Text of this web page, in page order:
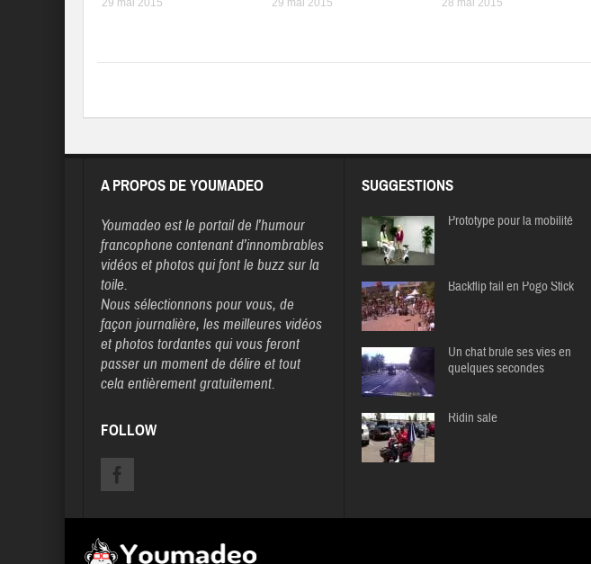
29 mai 2015 29 mai 2015 28 mai 2015
A PROPOS DE YOUMADEO
Youmadeo est le portail de l’humour
francophone contenant d’innombrables
vidéos et photos qui font le buzz sur la
toile.
Nous sélectionnons pour vous, de
façon journalière, les meilleures vidéos
et photos tordantes qui vous feront
passer un moment de délire et tout
cela entièrement gratuitement.
FOLLOW
SUGGESTIONS
Prototype pour la mobilité
Backflip fail en Pogo Stick
Un chat brule ses vies en
quelques secondes
Ridin sale